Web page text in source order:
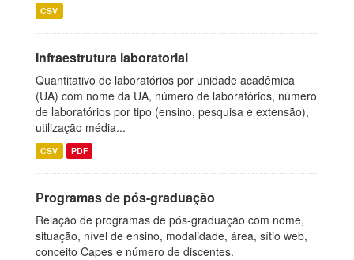
CSV
Infraestrutura laboratorial
Quantitativo de laboratórios por unidade acadêmica
(UA) com nome da UA, número de laboratórios, número
de laboratórios por tipo (ensino, pesquisa e extensão),
utilização média...
CSV PDF
Programas de pós-graduação
Relação de programas de pós-graduação com nome,
situação, nível de ensino, modalidade, área, sítio web,
conceito Capes e número de discentes.